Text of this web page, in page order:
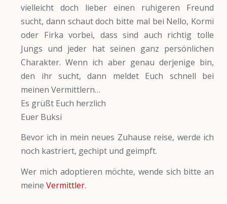
vielleicht doch lieber einen ruhigeren Freund
sucht, dann schaut doch bitte mal bei Nello, Kormi
oder Firka vorbei, dass sind auch richtig tolle
Jungs und jeder hat seinen ganz persönlichen
Charakter. Wenn ich aber genau derjenige bin,
den ihr sucht, dann meldet Euch schnell bei
meinen Vermittlern…
Es grüßt Euch herzlich
Euer Buksi
Bevor ich in mein neues Zuhause reise, werde ich
noch kastriert, gechipt und geimpft.
Wer mich adoptieren möchte, wende sich bitte an
meineVermittler.